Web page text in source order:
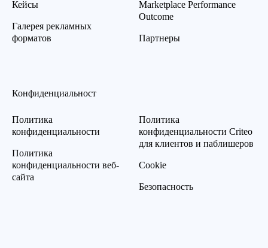
Кейсы
Галерея рекламных
форматов
Marketplace Performance
Outcome
Партнеры
Конфиденциальност
Политика
конфиденциальности
Политика
конфиденциальности веб-
сайта
Политика
конфиденциальности Criteo
для клиентов и паблишеров
Cookie
Безопасность